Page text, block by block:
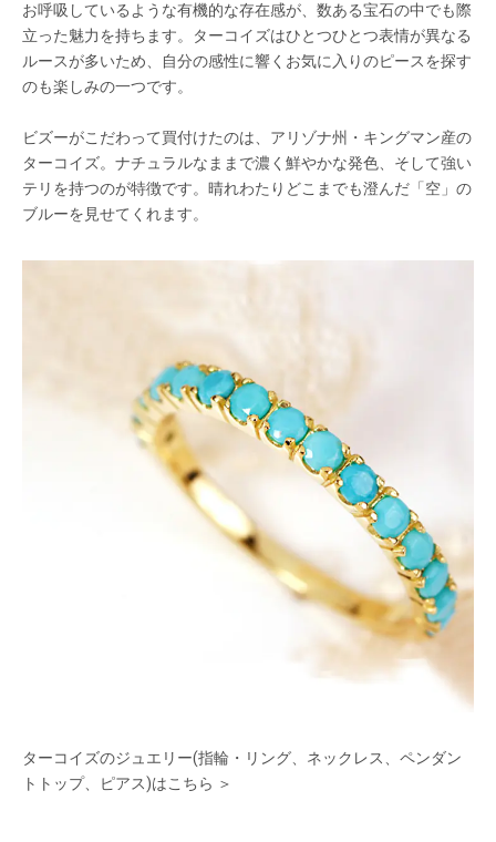
お呼吸しているような有機的な存在感が、数ある宝石の中でも際
立った魅力を持ちます。ターコイズはひとつひとつ表情が異なる
ルースが多いため、自分の感性に響くお気に入りのピースを探す
のも楽しみの一つです。
ビズーがこだわって買付けたのは、アリゾナ州・キングマン産の
ターコイズ。ナチュラルなままで濃く鮮やかな発色、そして強い
テリを持つのが特徴です。晴れわたりどこまでも澄んだ「空」の
ブルーを見せてくれます。
ターコイズのジュエリー(指輪・リング、ネックレス、ペンダン
トトップ、ピアス)はこちら ＞